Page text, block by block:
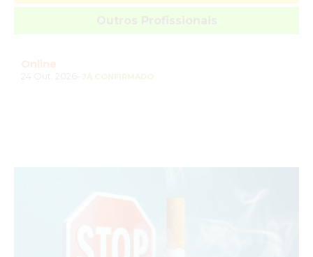
Online
JÁ CONFIRMADO